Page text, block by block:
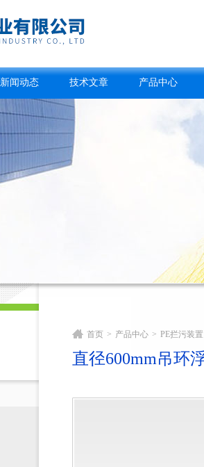
新闻动态 技术文章 产品中心
首页 > 产品中心 > PE拦污装置
直径600mm吊环